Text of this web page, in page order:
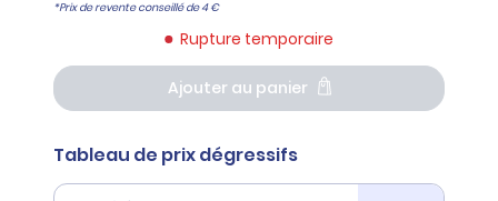
*Prix de revente conseillé de 4 €
Rupture temporaire
Ajouter au panier
Tableau de prix dégressifs